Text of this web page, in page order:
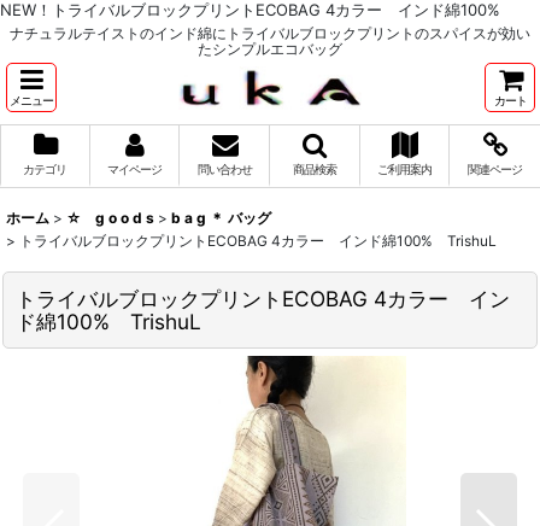
NEW！トライバルブロックプリントECOBAG 4カラー インド綿100%
ナチュラルテイストのインド綿にトライバルブロックプリントのスパイスが効い
たシンプルエコバッグ
メニュー カート
カテゴリ マイページ 問い合わせ 商品検索 ご利用案内 関連ページ
ホーム > ☆ g o o d s > b a g ＊ バッグ
> トライバルブロックプリントECOBAG 4カラー インド綿100% TrishuL
トライバルブロックプリントECOBAG 4カラー イン
ド綿100% TrishuL